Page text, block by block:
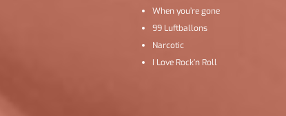
When you’re gone
99 Luftballons
Narcotic
I Love Rock’n Roll